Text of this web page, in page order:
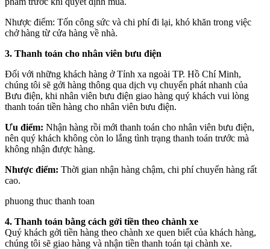
Nhược điểm: Tốn công sức và chi phí đi lại, khó khăn trong việc
chở hàng từ cửa hàng về nhà.
3. Thanh toán cho nhân viên bưu điện
Đối với những khách hàng ở Tỉnh xa ngoài TP. Hồ Chí Minh,
chúng tôi sẽ gởi hàng thông qua dịch vụ chuyển phát nhanh của
Bưu điện, khi nhân viên bưu điện giao hàng quý khách vui lòng
thanh toán tiền hàng cho nhân viên bưu điện.
Ưu điểm: Nhận hàng rồi mới thanh toán cho nhân viên bưu điện,
nên quý khách không còn lo lắng tình trạng thanh toán trước mà
không nhận được hàng.
Nhược điểm: Thời gian nhận hàng chậm, chi phí chuyển hàng rất
cao.
phuong thuc thanh toan
4. Thanh toán bằng cách gởi tiền theo chành xe
Quý khách gởi tiền hàng theo chành xe quen biết của khách hàng,
chúng tôi sẽ giao hàng và nhận tiền thanh toán tại chành xe.